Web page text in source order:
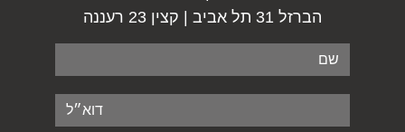
הברזל 31 תל אביב | קצין 23 רעננה